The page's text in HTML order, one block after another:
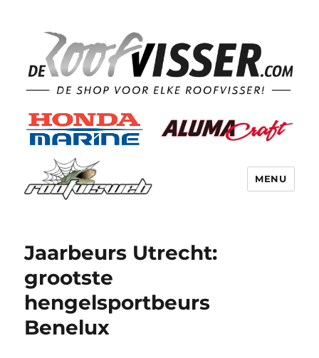
MENU
Jaarbeurs Utrecht:
grootste
hengelsportbeurs
Benelux